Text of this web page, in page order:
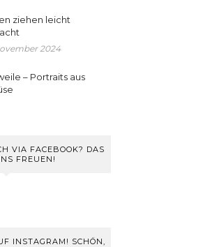
ziehen leicht
2024
– Portraits aus
VIA FACEBOOK? DAS
FREUEN!
INSTAGRAM! SCHÖN,